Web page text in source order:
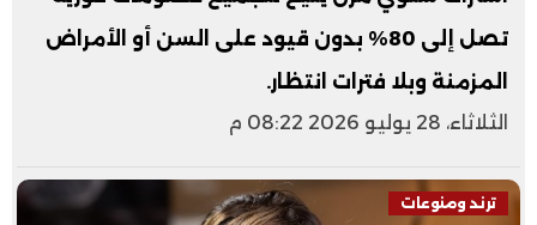
تصل إلى 80% بدون قيود على السن أو الأمراض
المزمنة وبلا فترات انتظار.
الثلاثاء، 28 يوليو 2026 08:22 م
ترند ومنوعات